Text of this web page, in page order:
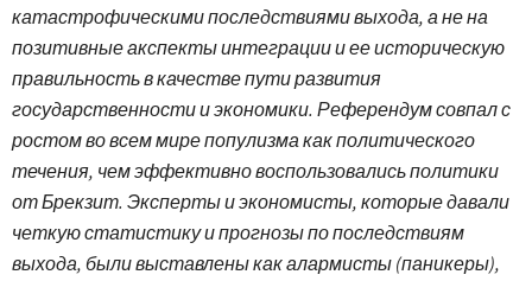
катастрофическими последствиями выхода, а не на
позитивные акспекты интеграции и ее историческую
правильность в качестве пути развития
государственности и экономики. Референдум совпал с
ростом во всем мире популизма как политического
течения, чем эффективно воспользовались политики
от Брекзит. Эксперты и экономисты, которые давали
четкую статистику и прогнозы по последствиям
выхода, были выставлены как алармисты (паникеры),